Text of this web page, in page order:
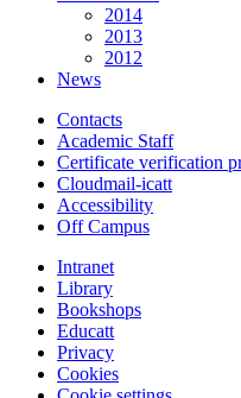
2014
2013
2012
News
Contacts
Academic Staff
Certificate verification
Cloudmail-icatt
Accessibility
Off Campus
Intranet
Library
Bookshops
Educatt
Privacy
Cookies